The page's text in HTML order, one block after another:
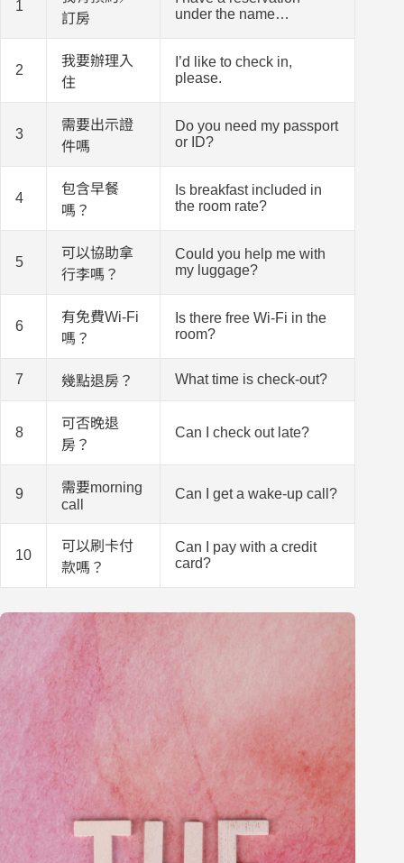
1
訂房
under the name…
2
我要辦理入
住
I’d like to check in,
please.
3
需要出示證
件嗎
Do you need my passport
or ID?
4
包含早餐
嗎？
Is breakfast included in
the room rate?
5
可以協助拿
行李嗎？
Could you help me with
my luggage?
6
有免費Wi-Fi
嗎？
Is there free Wi-Fi in the
room?
7 幾點退房？ What time is check-out?
8
可否晚退
房？
Can I check out late?
9
需要morning
call
Can I get a wake-up call?
10
可以刷卡付
款嗎？
Can I pay with a credit
card?